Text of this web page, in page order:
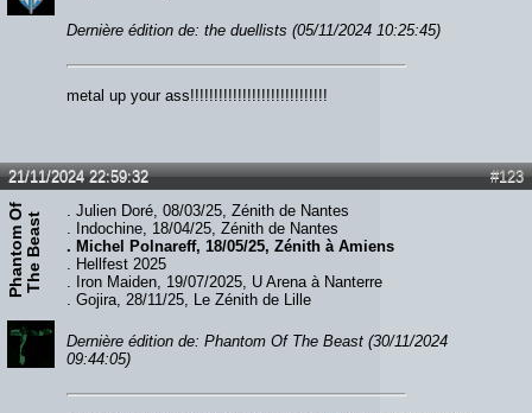
Dernière édition de: the duellists (05/11/2024 10:25:45)
metal up your ass!!!!!!!!!!!!!!!!!!!!!!!!!!!!!
#123
21/11/2024 22:59:32
P
h
a
n
t
o
m
O
f
T
h
e
B
e
a
st
. Julien Doré, 08/03/25, Zénith de Nantes
. Indochine, 18/04/25, Zénith de Nantes
. Michel Polnareff, 18/05/25, Zénith à Amiens
. Hellfest 2025
. Iron Maiden, 19/07/2025, U Arena à Nanterre
. Gojira, 28/11/25, Le Zénith de Lille
Dernière édition de: Phantom Of The Beast (30/11/2024
09:44:05)